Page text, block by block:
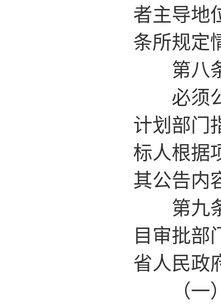
者主导地
条所规定
第八条
必须公
计划部门
标人根据
其公告内
第九条
目审批部
省人民政
（一）